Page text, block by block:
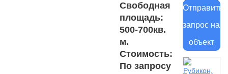
Отправить
запрос на
объект
Свободная
площадь:
500-700кв.
м.
Стоимость:
По запросу